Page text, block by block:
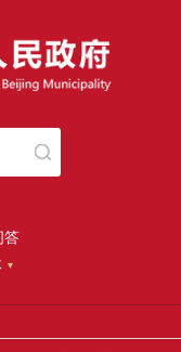
答